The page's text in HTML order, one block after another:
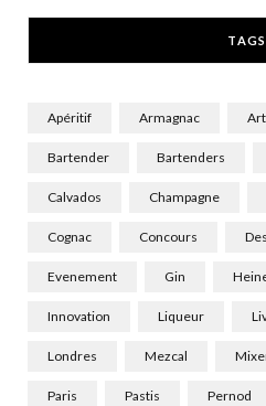
TAGS
Apéritif Armagnac Art
Bartender Bartenders
Calvados Champagne
Cognac Concours
Evenement Gin
Innovation Liqueur
Londres Mezcal
Paris Pastis Pernod